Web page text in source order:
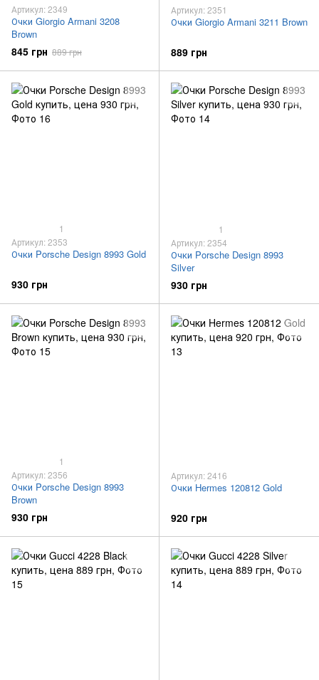
Артикул: 2349
Очки Giorgio Armani 3208
Brown
845 грн 889 грн
Артикул: 2351
Очки Giorgio Armani 3211 Brown
889 грн
1
Артикул: 2353
Очки Porsche Design 8993 Gold
930 грн
1
Артикул: 2354
Очки Porsche Design 8993
Silver
930 грн
1
Артикул: 2356
Очки Porsche Design 8993
Brown
930 грн
Артикул: 2416
Очки Hermes 120812 Gold
920 грн